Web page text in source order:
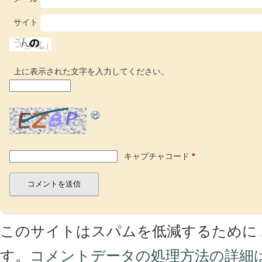
サイト
上に表示された文字を入力してください。
キャプチャコード *
このサイトはスパムを低減するため
す。
コメントデータの処理方法の詳